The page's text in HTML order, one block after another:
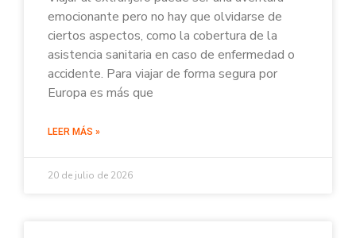
emocionante pero no hay que olvidarse de
ciertos aspectos, como la cobertura de la
asistencia sanitaria en caso de enfermedad o
accidente. Para viajar de forma segura por
Europa es más que
LEER MÁS »
20 de julio de 2026